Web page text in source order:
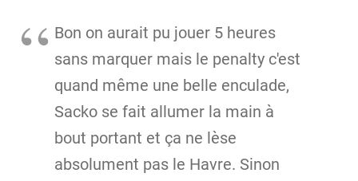
Bon on aurait pu jouer 5 heures
sans marquer mais le penalty c'est
quand même une belle enculade,
Sacko se fait allumer la main à
bout portant et ça ne lèse
absolument pas le Havre. Sinon